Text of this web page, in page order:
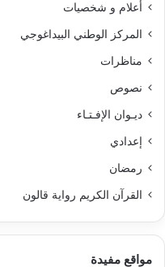
أعلام و شخصيات
المركز الوطني البيداغوجي
مناظرات
نصوص
ديـوان الإفـتـاء
إعدادي
رمضان
القرآن الكريم رواية قالون
مواقع مفيدة